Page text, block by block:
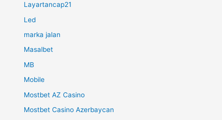
Layartancap21
Led
marka jalan
Masalbet
MB
Mobile
Mostbet AZ Casino
Mostbet Casino Azerbaycan